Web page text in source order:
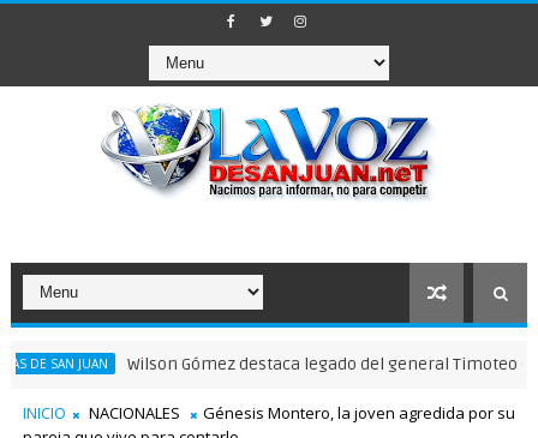
Wilson Gómez destaca legado del general Timoteo Ogando en
INICIO NACIONALES
Génesis Montero, la joven agredida por su